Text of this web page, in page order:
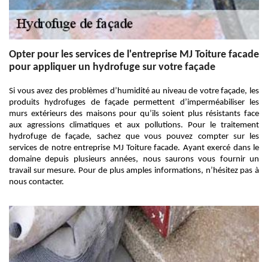
Opter pour les services de l'entreprise MJ Toiture facade
pour appliquer un hydrofuge sur votre façade
Si vous avez des problèmes d’humidité au niveau de votre façade, les
produits hydrofuges de façade permettent d’imperméabiliser les
murs extérieurs des maisons pour qu’ils soient plus résistants face
aux agressions climatiques et aux pollutions. Pour le traitement
hydrofuge de façade, sachez que vous pouvez compter sur les
services de notre entreprise MJ Toiture facade. Ayant exercé dans le
domaine depuis plusieurs années, nous saurons vous fournir un
travail sur mesure. Pour de plus amples informations, n’hésitez pas à
nous contacter.